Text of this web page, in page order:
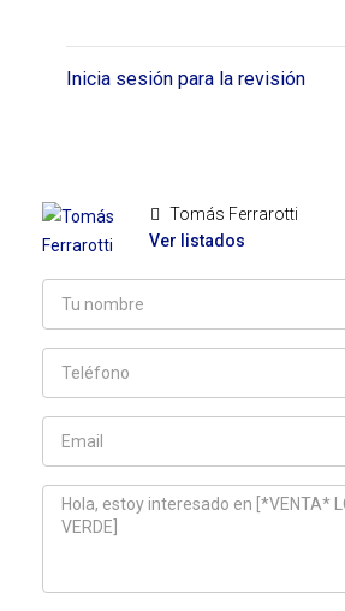
Inicia sesión para la revisión
Tomás Ferrarotti
Ver listados